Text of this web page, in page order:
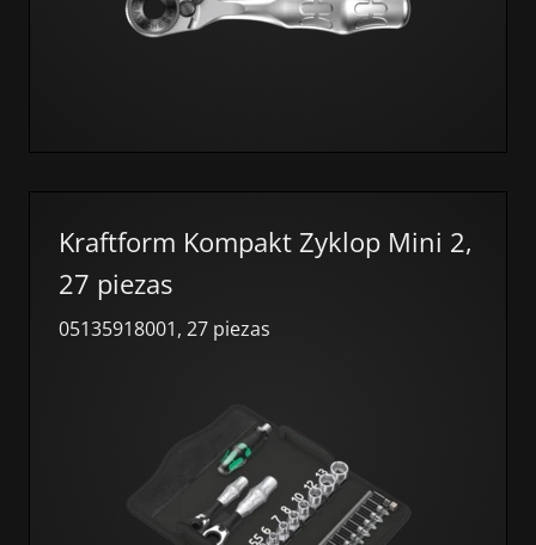
Kraftform Kompakt Zyklop Mini 2,
27 piezas
05135918001, 27 piezas